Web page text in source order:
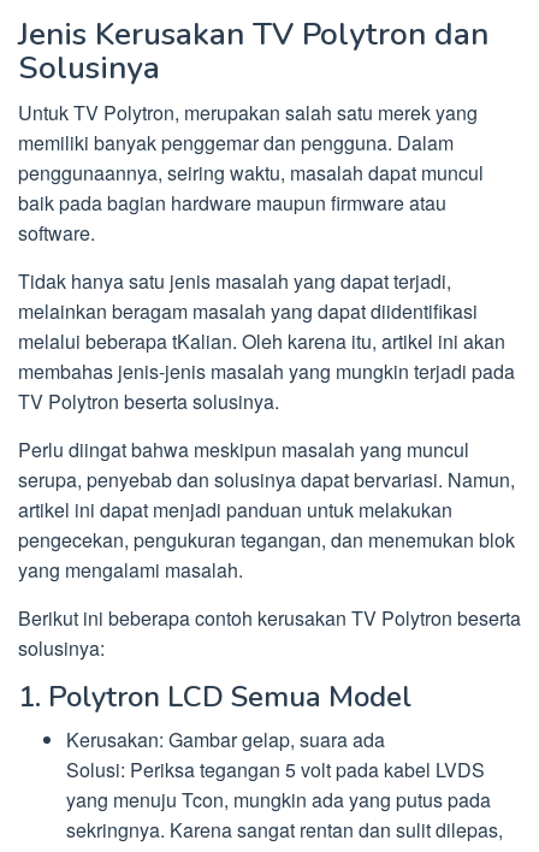
Jenis Kerusakan TV Polytron dan
Solusinya
Untuk TV Polytron, merupakan salah satu merek yang
memiliki banyak penggemar dan pengguna. Dalam
penggunaannya, seiring waktu, masalah dapat muncul
baik pada bagian hardware maupun firmware atau
software.
Tidak hanya satu jenis masalah yang dapat terjadi,
melainkan beragam masalah yang dapat diidentifikasi
melalui beberapa tKalian. Oleh karena itu, artikel ini akan
membahas jenis-jenis masalah yang mungkin terjadi pada
TV Polytron beserta solusinya.
Perlu diingat bahwa meskipun masalah yang muncul
serupa, penyebab dan solusinya dapat bervariasi. Namun,
artikel ini dapat menjadi panduan untuk melakukan
pengecekan, pengukuran tegangan, dan menemukan blok
yang mengalami masalah.
Berikut ini beberapa contoh kerusakan TV Polytron beserta
solusinya:
1. Polytron LCD Semua Model
Kerusakan: Gambar gelap, suara ada
Solusi: Periksa tegangan 5 volt pada kabel LVDS
yang menuju Tcon, mungkin ada yang putus pada
sekringnya. Karena sangat rentan dan sulit dilepas,